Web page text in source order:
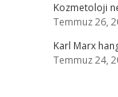
Kozmetoloji
Temmuz 26,
Karl Marx
Temmuz 24,